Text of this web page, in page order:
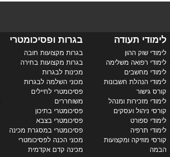
לימודי תעודה
לימודי שוק ההון
לימודי רפואה משלימה
לימודי מחשבים
לימודי הנהלת חשבונות
קורס גישור
לימודי מזכירות ומנהל
קורסי ניהול ועסקים
לימודי ספורט
לימודי תרפיה
קורסי מוזיקה ומקצועות
הבמה
בגרות ופסיכומטרי
בגרות מקצועות חובה
בגרות מקצועות בחירה
מכינות לבגרות
מכוני השלמה לבגרות
פסיכומטרי לחיילים
משוחררים
פסיכומטרי בתיכון
פסיכומטרי בצבא
פסיכומטרי במסגרת מכינה
מכוני הכנה לפסיכומטרי
מכינה קדם אקדמית